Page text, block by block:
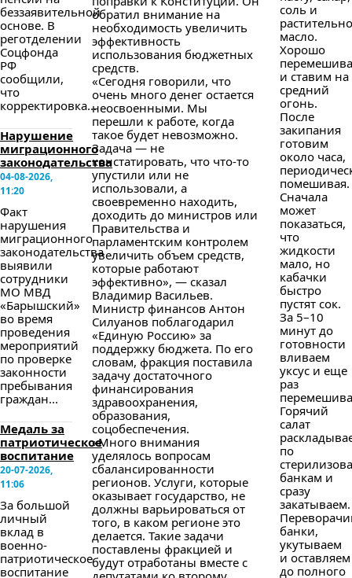
беззаявительной
основе. В
реготделении
Соцфонда
РФ
сообщили,
что
корректировка...
Нарушение
миграционного
законодательства
04-08-2026,
11:20
Факт
нарушения
миграционного
законодательства
выявили
сотрудники
МО МВД
«Барышский»
во время
проведения
мероприятий
по проверке
законности
пребывания
граждан...
Медаль за
патриотическое
воспитание
20-07-2026,
11:06
За большой
личный
вклад в
военно-
патриотическое
воспитание
обратил внимание на
необходимость увеличить
эффективность
использования бюджетных
средств.
«Сегодня говорили, что
очень много денег остается
неосвоенными. Мы
перешли к работе, когда
такое будет невозможно.
Задача — не
констатировать, что что-то
упустили или не
использовали, а
своевременно находить,
доходить до министров или
Правительства и
парламентским контролем
увеличить объем средств,
которые работают
эффективно», — сказал
Владимир Васильев.
Министр финансов Антон
Силуанов поблагодарил
«Единую Россию» за
поддержку бюджета. По его
словам, фракция поставила
задачу достаточного
финансирования
здравоохранения,
образования,
соцобеспечения.
«Много внимания
уделялось вопросам
сбалансированности
регионов. Услуги, которые
оказывает государство, не
должны варьироваться от
того, в каком регионе это
делается. Такие задачи
поставлены фракцией и
будут отработаны вместе с
соль и
масло.
Хорошо
и ставим на
средний
огонь.
После
закипания
готовим
около часа,
помешивая.
Сначала
может
показаться,
что
жидкости
мало, но
кабачки
быстро
пустят сок.
За 5–10
минут до
готовности
вливаем
уксус и еще
раз
Горячий
салат
по
банкам и
сразу
закатываем.
банки,
укутываем
и оставляем
до полного